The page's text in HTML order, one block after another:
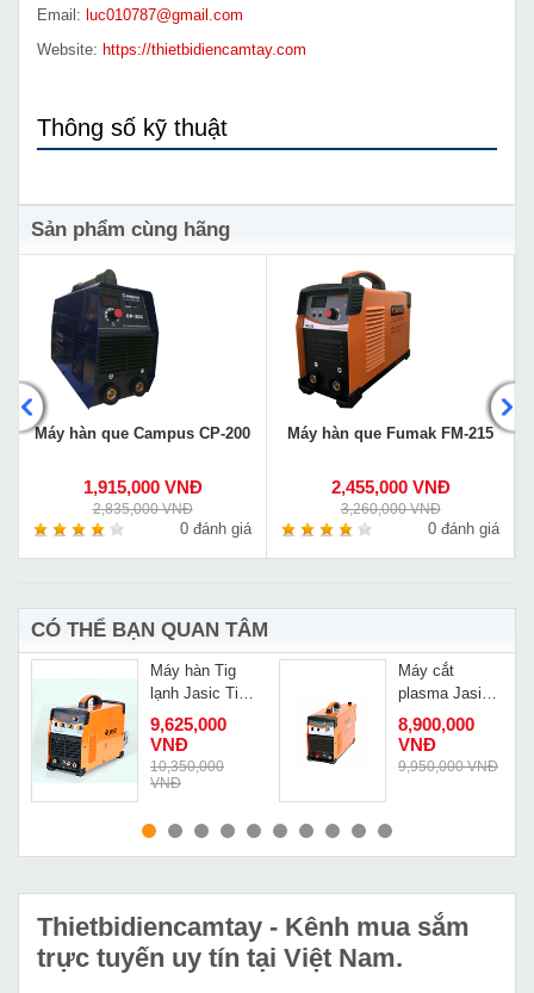
Email: luc010787@gmail.com
Website: https://thietbidiencamtay.com
Thông số kỹ thuật
Sản phẩm cùng hãng
Máy hàn que Campus CP-200
1,915,000 VNĐ
2,835,000 VNĐ
0 đánh giá
Máy hàn que Fumak FM-215
2,455,000 VNĐ
3,260,000 VNĐ
0 đánh giá
CÓ THỂ BẠN QUAN TÂM
MUA NGAY
Máy hàn Tig
lạnh Jasic Tig-
300 W229
9,625,000
VNĐ
10,350,000
VNĐ
MUA NGAY
Máy cắt
plasma Jasic
Cut-60 L211
8,900,000
VNĐ
9,950,000 VNĐ
Thietbidiencamtay - Kênh mua sắm
trực tuyến uy tín tại Việt Nam.